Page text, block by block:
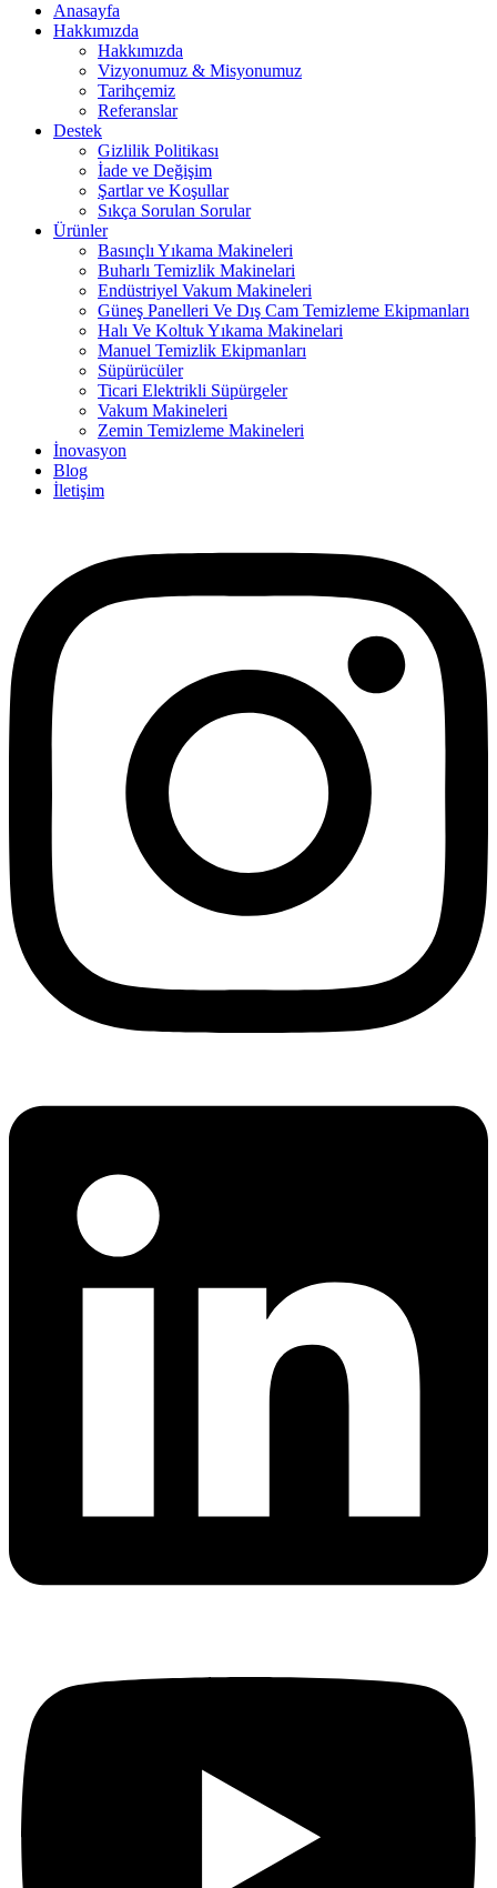
Anasayfa
Hakkımızda
Hakkımızda
Vizyonumuz & Misyonumuz
Tarihçemiz
Referanslar
Destek
Gizlilik Politikası
İade ve Değişim
Şartlar ve Koşullar
Sıkça Sorulan Sorular
Ürünler
Basınçlı Yıkama Makineleri
Buharlı Temizlik Makinelari
Endüstriyel Vakum Makineleri
Güneş Panelleri Ve Dış Cam Temizleme Ekipmanları
Halı Ve Koltuk Yıkama Makinelari
Manuel Temizlik Ekipmanları
Süpürücüler
Ticari Elektrikli Süpürgeler
Vakum Makineleri
Zemin Temizleme Makineleri
İnovasyon
Blog
İletişim